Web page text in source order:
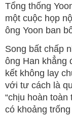
Tổng thống
một cuộc họp
ông Yoon ban
Song bất chấp
ông Han khẳng
kết không lay
với tư cách là
“chịu hoàn toàn
có khoảng